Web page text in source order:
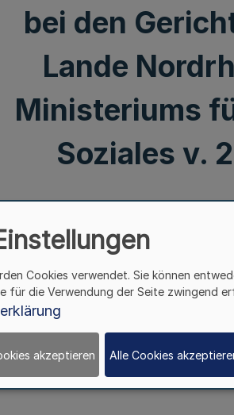
bei den
Lande
Ministeriums
Soziales v.
244. Ergänzung - SMBl. NRW. -
Bekanntmachung der Zahl
RdErl. d.
Cookies verwendet. Sie können
für die Verwendung der Seite zwingend
akzeptieren Alle Cookies